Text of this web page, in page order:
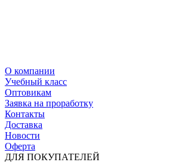
О компании
Учебный класс
Оптовикам
Заявка на проработку
Контакты
Доставка
Новости
Оферта
ДЛЯ ПОКУПАТЕЛЕЙ